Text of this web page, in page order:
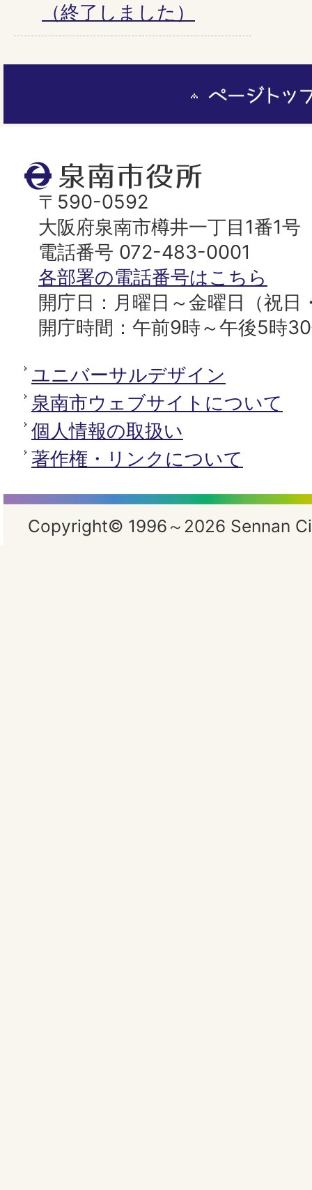
（終了しました）
泉
南
市
役
所
〒590-0592
大阪府泉南市樽井一丁目1番1号
電話番号 072-483-0001
各部署の電話番号はこちら
開庁日：月曜日～金曜日（祝日
開庁時間：午前9時～午後5時
ユニバーサルデザイン
泉南市ウェブサイトについて
個人情報の取扱い
著作権・リンクについて
Copyright© 1996～2026 Sennan